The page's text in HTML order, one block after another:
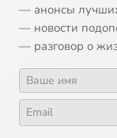
— анонсы
— новости
— разговор о